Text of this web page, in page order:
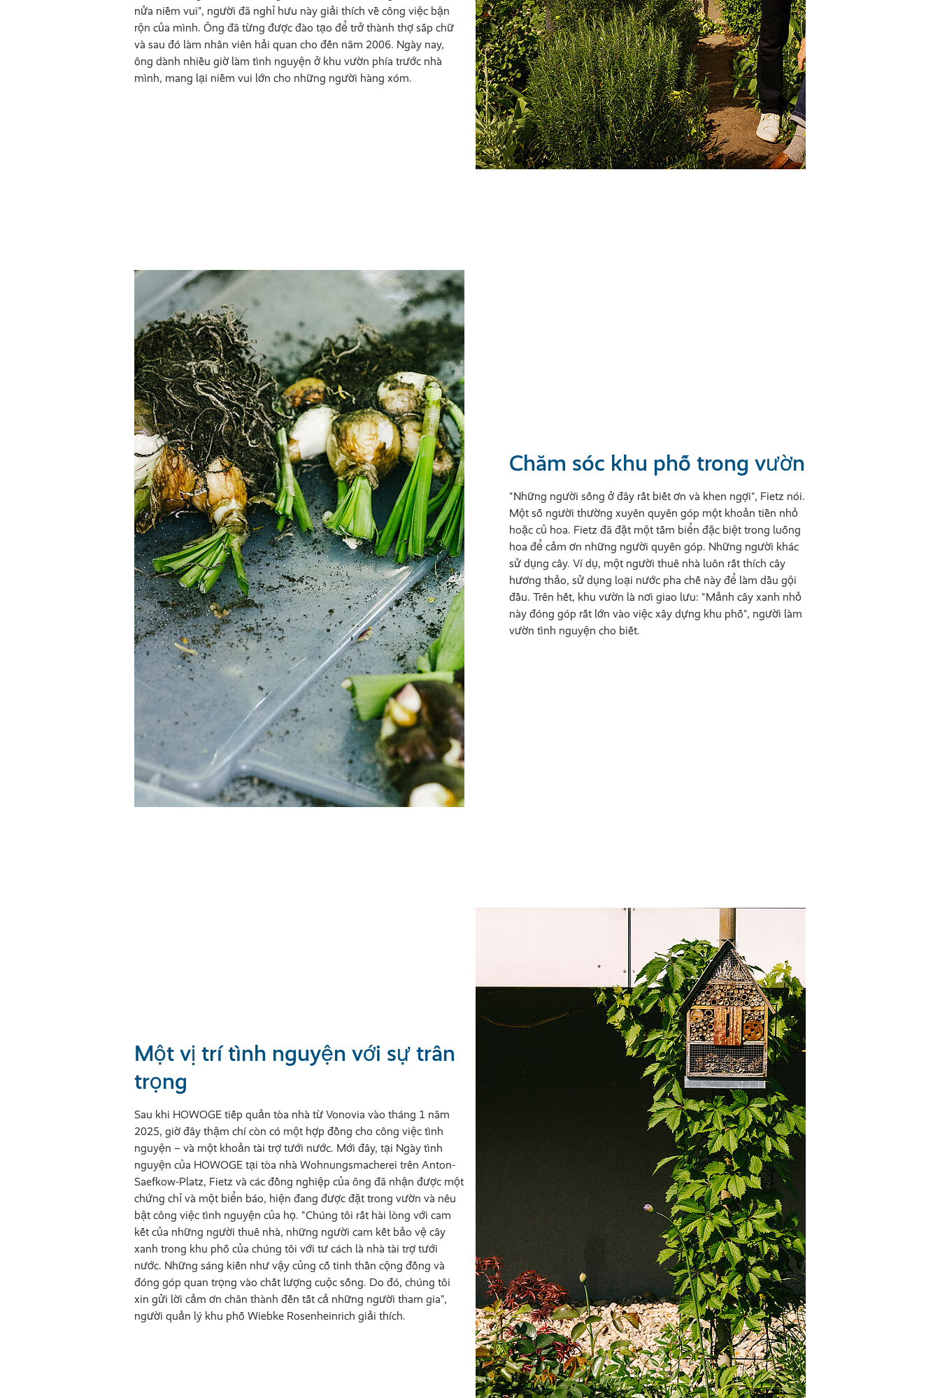
nửa niềm vui", người đã nghỉ hưu này giải thích về công việc bận
rộn của mình. Ông đã từng được đào tạo để trở thành thợ sắp chữ
và sau đó làm nhân viên hải quan cho đến năm 2006. Ngày nay,
ông dành nhiều giờ làm tình nguyện ở khu vườn phía trước nhà
mình, mang lại niềm vui lớn cho những người hàng xóm.
Chăm sóc khu phố trong vườn
"Những người sống ở đây rất biết ơn và khen ngợi", Fietz nói.
Một số người thường xuyên quyên góp một khoản tiền nhỏ
hoặc củ hoa. Fietz đã đặt một tấm biển đặc biệt trong luống
hoa để cảm ơn những người quyên góp. Những người khác
sử dụng cây. Ví dụ, một người thuê nhà luôn rất thích cây
hương thảo, sử dụng loại nước pha chế này để làm dầu gội
đầu. Trên hết, khu vườn là nơi giao lưu: "Mảnh cây xanh nhỏ
này đóng góp rất lớn vào việc xây dựng khu phố", người làm
vườn tình nguyện cho biết.
Một vị trí tình nguyện với sự trân
trọng
Sau khi HOWOGE tiếp quản tòa nhà từ Vonovia vào tháng 1 năm
2025, giờ đây thậm chí còn có một hợp đồng cho công việc tình
nguyện – và một khoản tài trợ tưới nước. Mới đây, tại Ngày tình
nguyện của HOWOGE tại tòa nhà Wohnungsmacherei trên Anton-
Saefkow-Platz, Fietz và các đồng nghiệp của ông đã nhận được một
chứng chỉ và một biển báo, hiện đang được đặt trong vườn và nêu
bật công việc tình nguyện của họ. "Chúng tôi rất hài lòng với cam
kết của những người thuê nhà, những người cam kết bảo vệ cây
xanh trong khu phố của chúng tôi với tư cách là nhà tài trợ tưới
nước. Những sáng kiến như vậy củng cố tinh thần cộng đồng và
đóng góp quan trọng vào chất lượng cuộc sống. Do đó, chúng tôi
xin gửi lời cảm ơn chân thành đến tất cả những người tham gia",
người quản lý khu phố Wiebke Rosenheinrich giải thích.